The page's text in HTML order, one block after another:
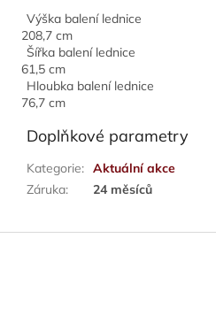
Výška balení lednice
208,7 cm
Šířka balení lednice
61,5 cm
Hloubka balení lednice
76,7 cm
Doplňkové parametry
Kategorie: Aktuální akce
Záruka: 24 měsíců
Z